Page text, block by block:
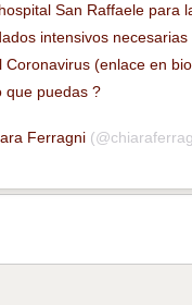
San Raffaele para
intensivos
(enlace en
que puedas ?
Ferragni